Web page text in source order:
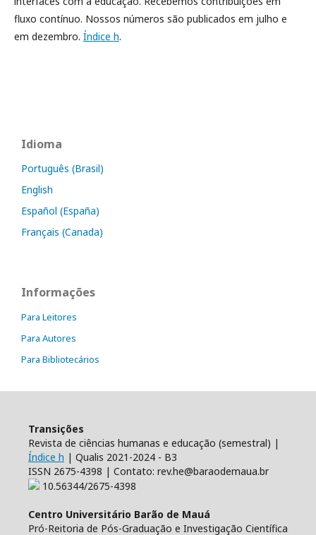
fluxo contínuo. Nossos números são publicados em julho e
em dezembro. Índice h.
Idioma
Português (Brasil)
English
Español (España)
Français (Canada)
Informações
Para Leitores
Para Autores
Para Bibliotecários
Transições
Revista de ciências humanas e educação (semestral) |
Índice h | Qualis 2021-2024 - B3
ISSN 2675-4398 | Contato: rev.he@baraodemaua.br
10.56344/2675-4398
Centro Universitário Barão de Mauá
Pró-Reitoria de Pós-Graduação e Investigação Científica